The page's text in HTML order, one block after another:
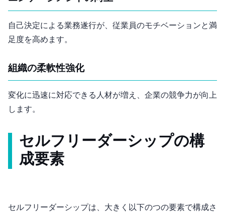
自己決定による業務遂行が、従業員のモチベーションと満
足度を高めます。
組織の柔軟性強化
変化に迅速に対応できる人材が増え、企業の競争力が向上
します。
セルフリーダーシップの構
成要素
セルフリーダーシップは、大きく以下の3つの要素で構成さ